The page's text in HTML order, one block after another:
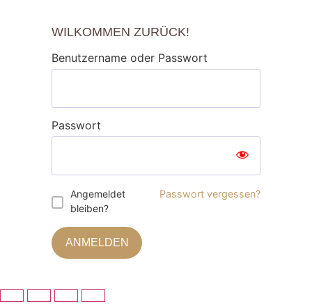
WILKOMMEN ZURÜCK!
Benutzername oder Passwort
Passwort
Angemeldet
bleiben?
Passwort vergessen?
ANMELDEN